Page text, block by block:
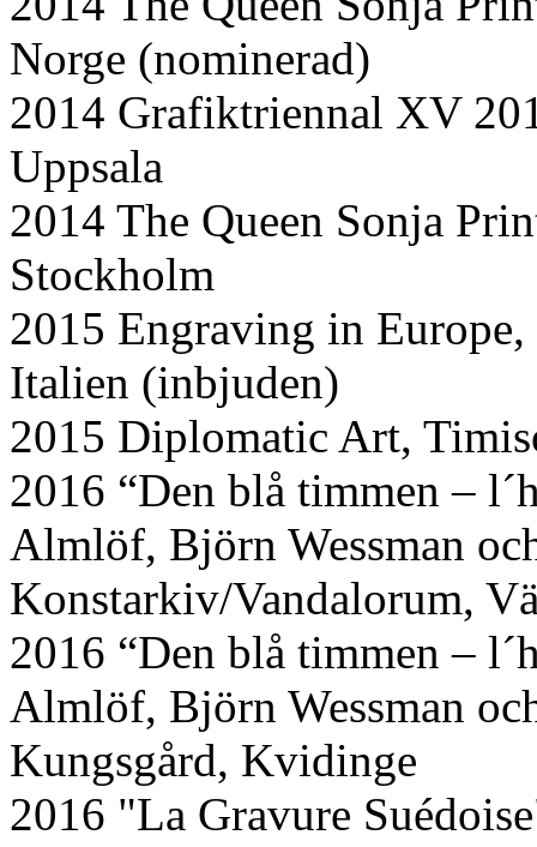
Norge (nominerad)
2014 Grafiktriennal XV
Uppsala
2014 The Queen Sonja
Stockholm
2015 Engraving in
Italien (inbjuden)
2015 Diplomatic Art,
2016 “Den blå timmen –
Almlöf, Björn Wessman
Konstarkiv/Vandalorum,
2016 “Den blå timmen –
Almlöf, Björn Wessman
Kungsgård, Kvidinge
2016 "La Gravure